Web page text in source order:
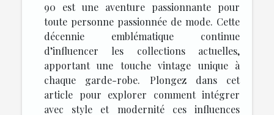
90 est une aventure passionnante pour
toute personne passionnée de mode. Cette
décennie emblématique continue
d’influencer les collections actuelles,
apportant une touche vintage unique à
chaque garde-robe. Plongez dans cet
article pour explorer comment intégrer
avec style et modernité ces influences